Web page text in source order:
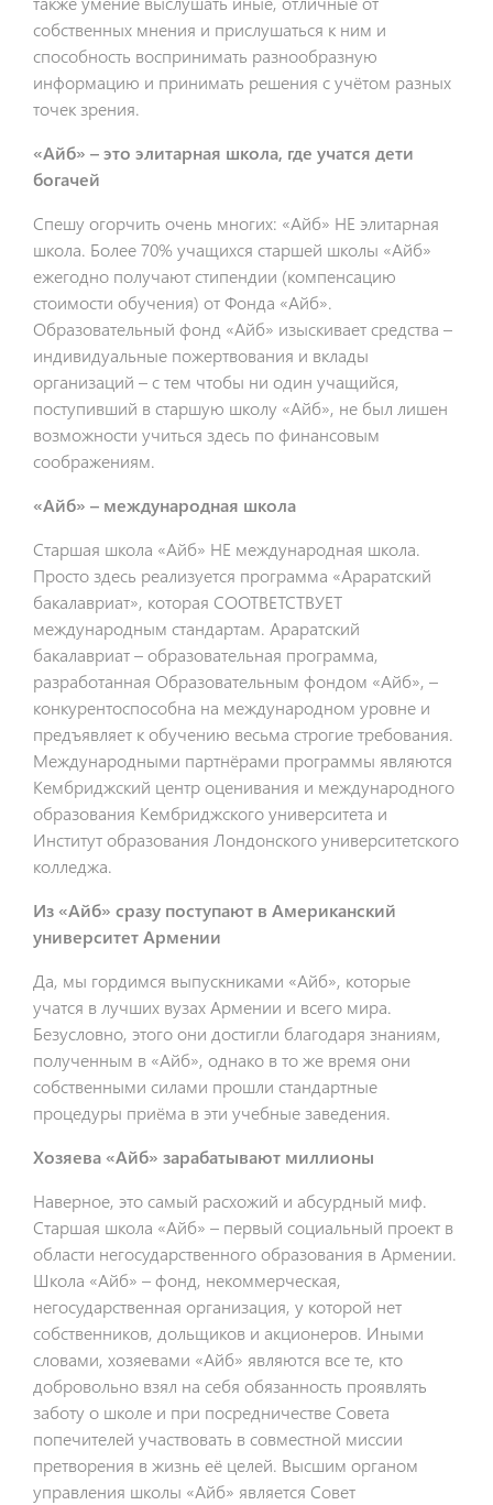
собственных мнения и прислушаться к ним и
способность воспринимать разнообразную
информацию и принимать решения с учётом разных
точек зрения.
«Айб» – это элитарная школа, где учатся дети
богачей
Спешу огорчить очень многих: «Айб» НЕ элитарная
школа. Более 70% учащихся старшей школы «Айб»
ежегодно получают стипендии (компенсацию
стоимости обучения) от Фонда «Айб».
Образовательный фонд «Айб» изыскивает средства –
индивидуальные пожертвования и вклады
организаций – с тем чтобы ни один учащийся,
поступивший в старшую школу «Айб», не был лишен
возможности учиться здесь по финансовым
соображениям.
«Айб» – международная школа
Старшая школа «Айб» НЕ международная школа.
Просто здесь реализуется программа «Араратский
бакалавриат», которая СООТВЕТСТВУЕТ
международным стандартам. Араратский
бакалавриат – образовательная программа,
разработанная Образовательным фондом «Айб», –
конкурентоспособна на международном уровне и
предъявляет к обучению весьма строгие требования.
Международными партнёрами программы являются
Кембриджский центр оценивания и международного
образования Кембриджского университета и
Институт образования Лондонского университетского
колледжа.
Из «Айб» сразу поступают в Американский
университет Армении
Да, мы гордимся выпускниками «Айб», которые
учатся в лучших вузах Армении и всего мира.
Безусловно, этого они достигли благодаря знаниям,
полученным в «Айб», однако в то же время они
собственными силами прошли стандартные
процедуры приёма в эти учебные заведения.
Хозяева «Айб» зарабатывают миллионы
Наверное, это самый расхожий и абсурдный миф.
Старшая школа «Айб» – первый социальный проект в
области негосударственного образования в Армении.
Школа «Айб» – фонд, некоммерческая,
негосударственная организация, у которой нет
собственников, дольщиков и акционеров. Иными
словами, хозяевами «Айб» являются все те, кто
добровольно взял на себя обязанность проявлять
заботу о школе и при посредничестве Совета
попечителей участвовать в совместной миссии
претворения в жизнь её целей. Высшим органом
управления школы «Айб» является Совет